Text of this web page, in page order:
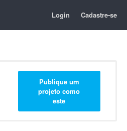
Login Cadastre-se
Publique um
projeto como
este